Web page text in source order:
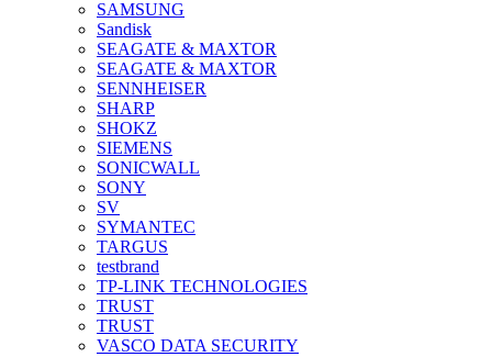
SAMSUNG
Sandisk
SEAGATE & MAXTOR
SEAGATE & MAXTOR
SENNHEISER
SHARP
SHOKZ
SIEMENS
SONICWALL
SONY
SV
SYMANTEC
TARGUS
testbrand
TP-LINK TECHNOLOGIES
TRUST
TRUST
VASCO DATA SECURITY